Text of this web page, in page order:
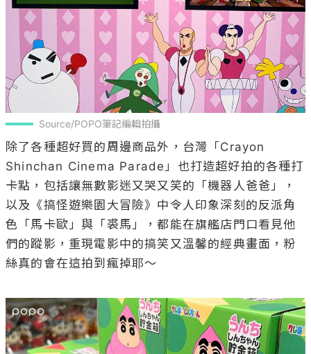
Source/POPO筆記編輯拍攝
除了各種超好買的周邊商品外，台灣「Crayon
Shinchan Cinema Parade」也打造超好拍的各種打
卡點，包括讓無數影迷又哭又笑的「機器人爸爸」，
以及《搞怪遊樂園大冒險》中令人印象深刻的反派角
色「馬卡歐」與「裘馬」，都能在旗艦店門口看見他
們的蹤影，重現電影中的搞笑又溫馨的經典畫面，粉
絲真的會在這拍到瘋掉耶～